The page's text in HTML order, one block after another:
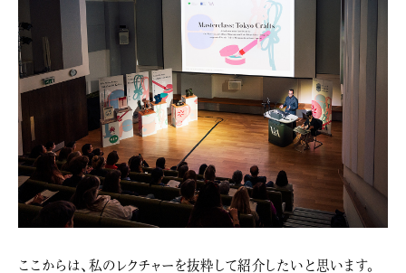
ここからは、私のレクチャーを抜粋して紹介したいと思います。